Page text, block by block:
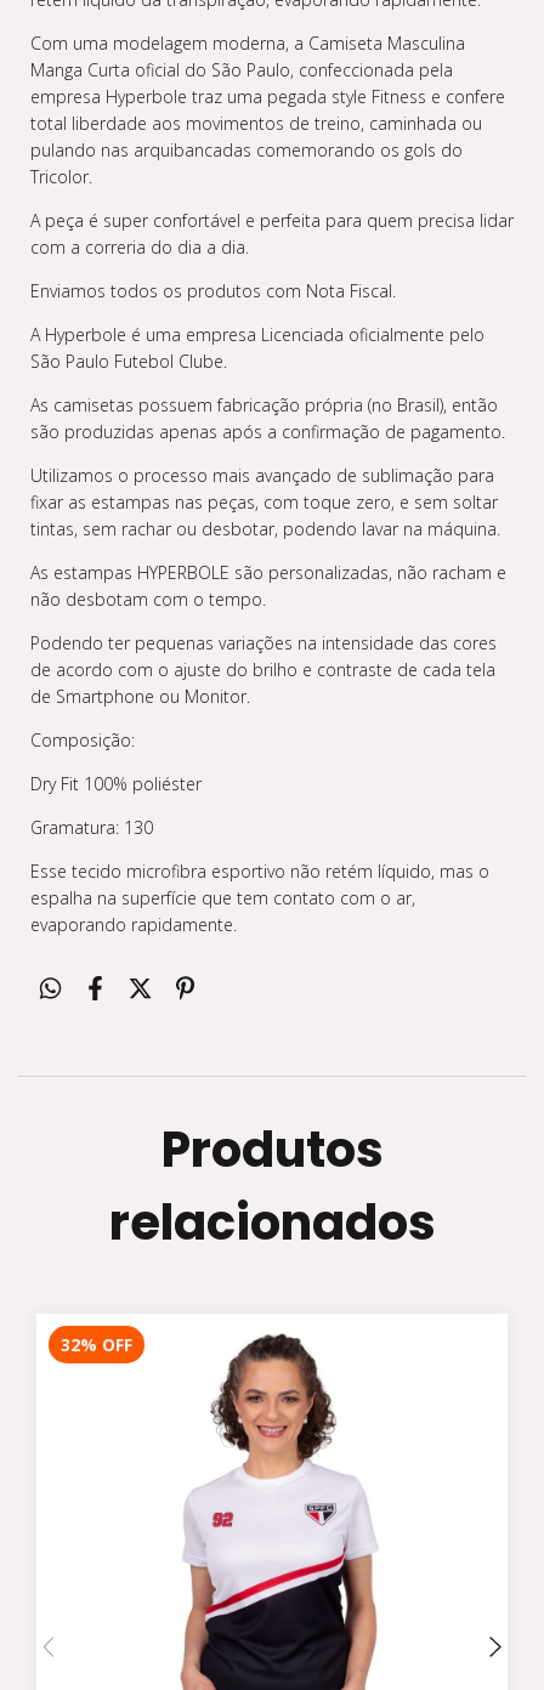
Com uma modelagem moderna, a Camiseta Masculina
Manga Curta oficial do São Paulo, confeccionada pela
empresa Hyperbole traz uma pegada style Fitness e confere
total liberdade aos movimentos de treino, caminhada ou
pulando nas arquibancadas comemorando os gols do
Tricolor.
A peça é super confortável e perfeita para quem precisa lidar
com a correria do dia a dia.
Enviamos todos os produtos com Nota Fiscal.
A Hyperbole é uma empresa Licenciada oficialmente pelo
São Paulo Futebol Clube.
As camisetas possuem fabricação própria (no Brasil), então
são produzidas apenas após a confirmação de pagamento.
Utilizamos o processo mais avançado de sublimação para
fixar as estampas nas peças, com toque zero, e sem soltar
tintas, sem rachar ou desbotar, podendo lavar na máquina.
As estampas HYPERBOLE são personalizadas, não racham e
não desbotam com o tempo.
Podendo ter pequenas variações na intensidade das cores
de acordo com o ajuste do brilho e contraste de cada tela
de Smartphone ou Monitor.
Composição:
Dry Fit 100% poliéster
Gramatura: 130
Esse tecido microfibra esportivo não retém líquido, mas o
espalha na superfície que tem contato com o ar,
evaporando rapidamente.
Produtos
relacionados
32% OFF